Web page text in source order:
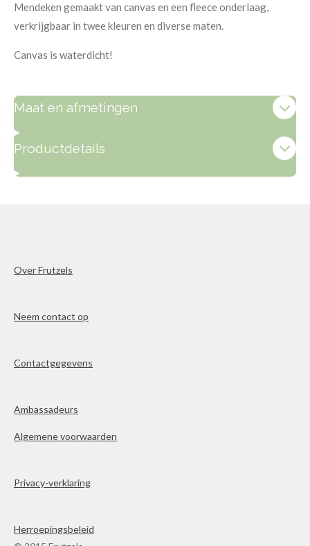
Mendeken gemaakt van canvas en een fleece onderlaag,
verkrijgbaar in twee kleuren en diverse maten.
Canvas is waterdicht!
Maat en afmetingen
Productdetails
Over Frutzels
Neem contact op
Contactgegevens
Ambassadeurs
Algemene voorwaarden
Privacy-verklaring
Herroepingsbeleid